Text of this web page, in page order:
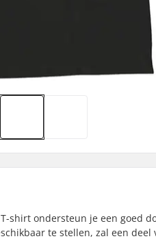
shirt ondersteun je een goed
te stellen, zal een